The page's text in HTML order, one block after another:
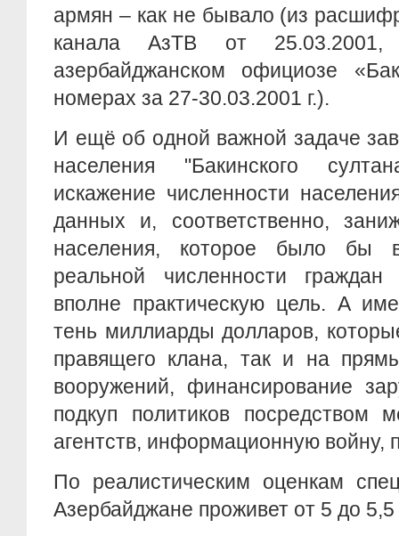
армян – как не бывало (из
канала АзТВ от 25.03.2001,
азербайджанском официозе
номерах за 27-30.03.2001 г.).
И ещё об одной важной задаче
населения "Бакинского
искажение численности
данных и, соответственно,
населения, которое было бы
реальной численности граждан
вполне практическую цель. А
тень миллиарды долларов,
правящего клана, так и на
вооружений, финансирование
подкуп политиков посредством
агентств, информационную войну,
По реалистическим оценкам
Азербайджане проживет от 5 до